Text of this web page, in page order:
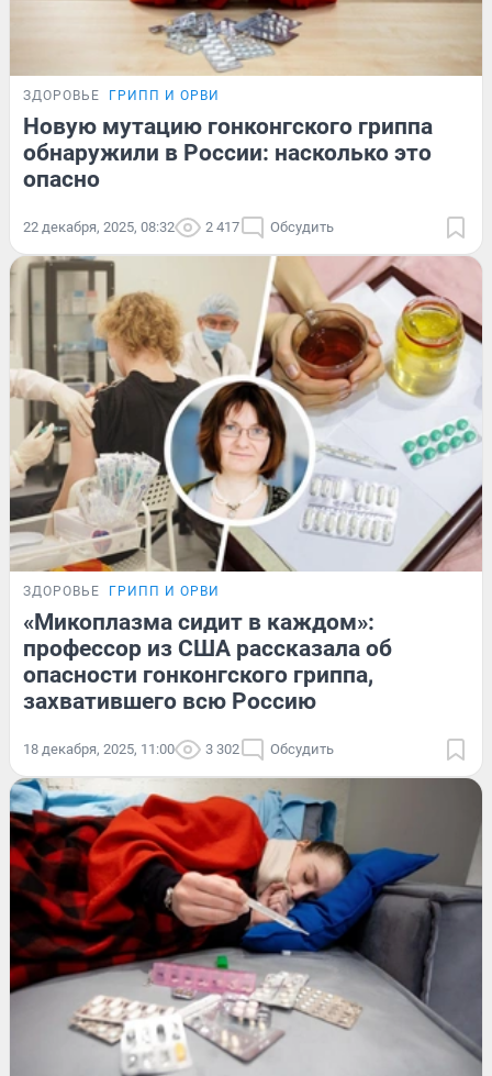
ЗДОРОВЬЕ ГРИПП И ОРВИ
Новую мутацию гонконгского гриппа
обнаружили в России: насколько это
опасно
22 декабря, 2025, 08:32 2 417 Обсудить
ЗДОРОВЬЕ ГРИПП И ОРВИ
«Микоплазма сидит в каждом»:
профессор из США рассказала об
опасности гонконгского гриппа,
захватившего всю Россию
18 декабря, 2025, 11:00 3 302 Обсудить